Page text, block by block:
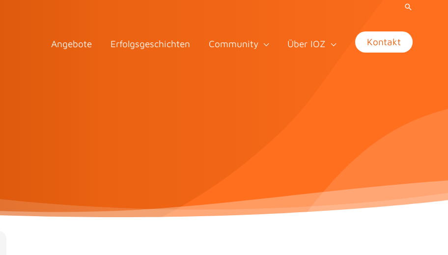
Angebote Erfolgsgeschichten Community Über IOZ Kontakt